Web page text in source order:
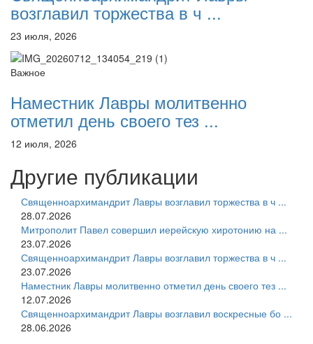
возглавил торжества в ч ...
23 июля, 2026
Важное
Наместник Лавры молитвенно
отметил день своего тез ...
12 июля, 2026
Другие публикации
Священноархимандрит Лавры возглавил торжества в ч ...
28.07.2026
Митрополит Павел совершил иерейскую хиротонию на ...
23.07.2026
Священноархимандрит Лавры возглавил торжества в ч ...
23.07.2026
Наместник Лавры молитвенно отметил день своего тез ...
12.07.2026
Священноархимандрит Лавры возглавил воскресные бо ...
28.06.2026